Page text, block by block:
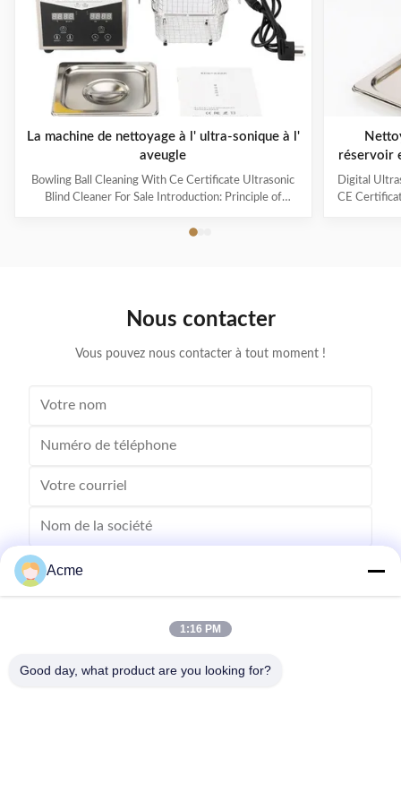
La machine de nettoyage à l' ultra-sonique à l'
aveugle
Bowling Ball Cleaning With Ce Certificate Ultrasonic
Blind Cleaner For Sale Introduction: Principle of
from ultrasonic generator is transformed into high
tens of thousands of tiny bubbles with diameters of
réservoir
40KHz et
Digital
CE
Nous contacter
Vous pouvez nous contacter à tout moment !
Envoyez
Acme
1:16 PM
Good day, what product are you looking for?